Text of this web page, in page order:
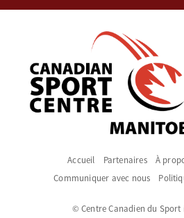
Accueil Partenaires
À
Communiquer avec nous
© Centre Canadien du Sport